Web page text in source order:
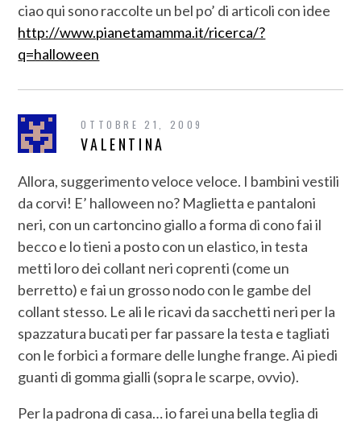
ciao qui sono raccolte un bel po’ di articoli con idee
http://www.pianetamamma.it/ricerca/?
q=halloween
OTTOBRE 21, 2009
VALENTINA
Allora, suggerimento veloce veloce. I bambini vestili
da corvi! E’ halloween no? Maglietta e pantaloni
neri, con un cartoncino giallo a forma di cono fai il
becco e lo tieni a posto con un elastico, in testa
metti loro dei collant neri coprenti (come un
berretto) e fai un grosso nodo con le gambe del
collant stesso. Le ali le ricavi da sacchetti neri per la
spazzatura bucati per far passare la testa e tagliati
con le forbici a formare delle lunghe frange. Ai piedi
guanti di gomma gialli (sopra le scarpe, ovvio).
Per la padrona di casa… io farei una bella teglia di